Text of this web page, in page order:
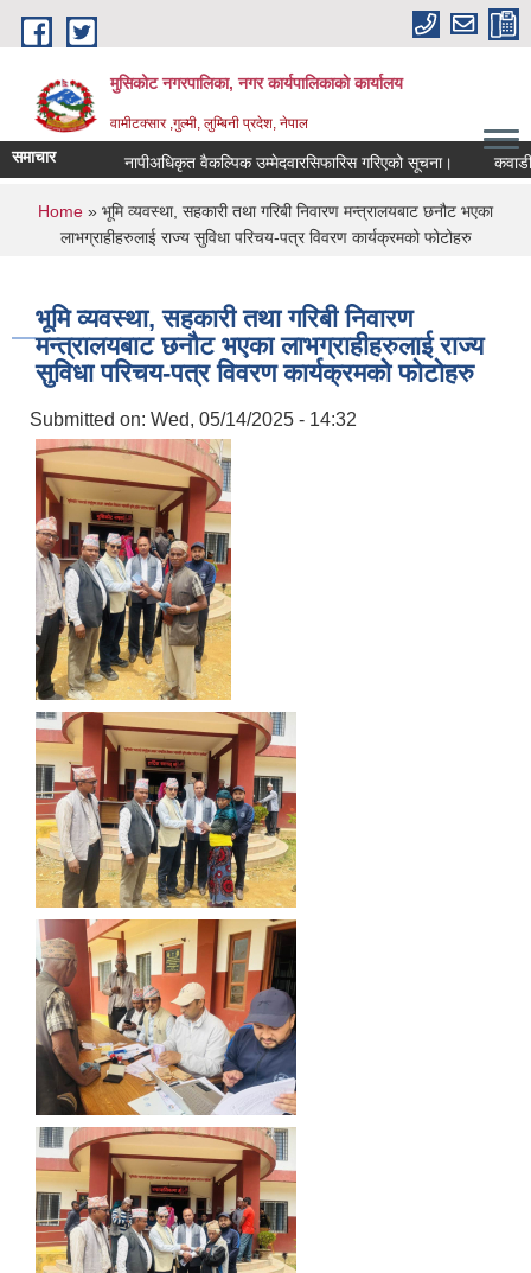
Skip to main content
मुसिकोट नगरपालिका, नगर कार्यपालिकाकाे कार्यालय
वामीटक्सार ,गुल्मी, लुम्बिनी प्रदेश, नेपाल
समाचार नापीअधिकृत वैकल्पिक उम्मेदवारसिफारिस गरिएको सूचना। कवाडी
You are here
Home » भूमि व्यवस्था, सहकारी तथा गरिबी निवारण मन्त्रालयबाट छनौट भएका
लाभग्राहीहरुलाई राज्य सुविधा परिचय-पत्र विवरण कार्यक्रमको फोटोहरु
भूमि व्यवस्था, सहकारी तथा गरिबी निवारण
मन्त्रालयबाट छनौट भएका लाभग्राहीहरुलाई राज्य
सुविधा परिचय-पत्र विवरण कार्यक्रमको फोटोहरु
Submitted on: Wed, 05/14/2025 - 14:32